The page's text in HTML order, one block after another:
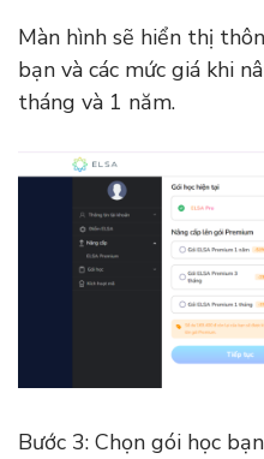
Màn hình sẽ hiển thị
bạn và các mức giá khi
tháng và 1 năm.
Bước 3: Chọn gói học